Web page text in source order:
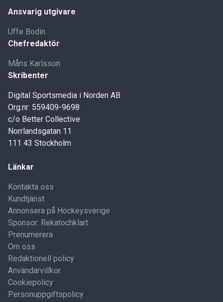
Ansvarig utgivare
Uffe Bodin
Chefredaktör
Måns Karlsson
Skribenter
Digital Sportsmedia i Norden AB
Org.nr: 559409-9698
c/o Better Collective
Norrlandsgatan 11
111 43 Stockholm
Länkar
Kontakta oss
Kundtjänst
Annonsera på Hockeysverige
Sponsor: Rekatochklart
Prenumerera
Om oss
Redaktionell policy
Användarvillkor
Cookiepolicy
Personuppgiftspolicy